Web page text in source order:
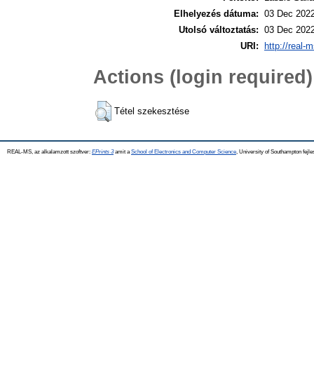
Elhelyezés dátuma: 03 Dec
Utolsó változtatás: 03 Dec
URI:
http://real-
Actions (login required)
Tétel szekesztése
REAL-MS, az alkalamzott szoftver: EPrints 3amit a School of Electronics and Computer Science , University of Southampton